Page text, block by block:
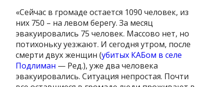
«Сейчас в громаде остается 1090 человек, из
них 750 – на левом берегу. За месяц
эвакуировались 75 человек. Массово нет, но
потихоньку уезжают. И сегодня утром, после
смерти двух женщин (убитых КАБом в селе
Подлиман — Ред.), уже два человека
эвакуировались. Ситуация непростая. Почти